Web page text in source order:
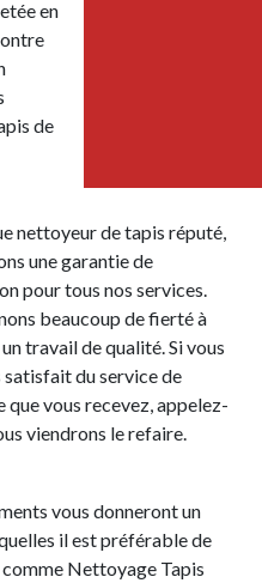
en
de
nettoyeur de tapis réputé,
une garantie de
pour tous nos services.
beaucoup de fierté à
travail de qualité. Si vous
satisfait du service de
que vous recevez, appelez-
viendrons le refaire.
vous donneront un
il est préférable de
Nettoyage Tapis